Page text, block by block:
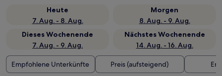
Heute
7. Aug. - 8. Aug.
Morgen
8. Aug. - 9. Aug.
Dieses Wochenende
7. Aug. - 9. Aug.
Nächstes Wochenende
14. Aug. - 16. Aug.
Empfohlene Unterkünfte Preis (aufsteigend)